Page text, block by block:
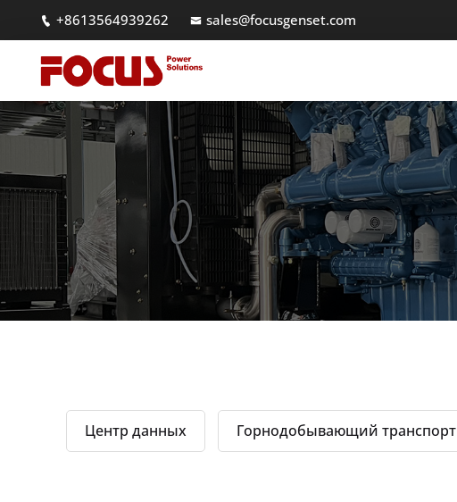
+8613564939262 sales@focusgenset.com
Центр данных Горнодобывающий транспорт